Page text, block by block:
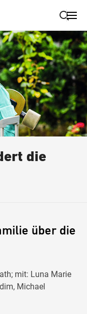
Suche schließen
die
über die
mit: Luna Marie
Michael